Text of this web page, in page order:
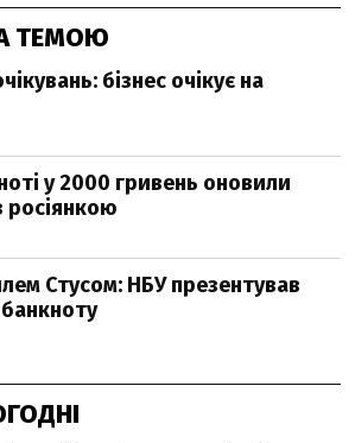
ТЕМОЮ
бізнес очікує на
у 2000 гривень оновили
росіянкою
Стусом: НБУ презентував